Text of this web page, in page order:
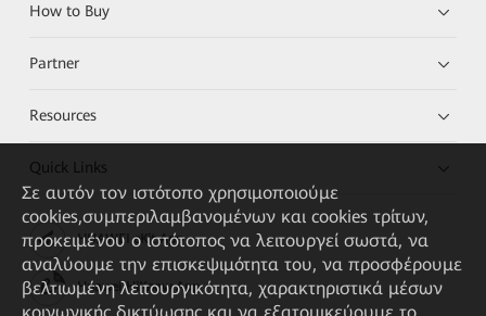
How to Buy
Partner
Resources
Quick Links
HUAWEI eKit App
Huawei HiKnow App
Σε αυτόν τον ιστότοπο χρησιμοποιούμε
cookies,συμπεριλαμβανομένων και cookies τρίτων,
προκειμένου ο ιστότοπος να λειτουργεί σωστά, να
αναλύουμε την επισκεψιμότητα του, να προσφέρουμε
βελτιωμένη λειτουργικότητα, χαρακτηριστικά μέσων